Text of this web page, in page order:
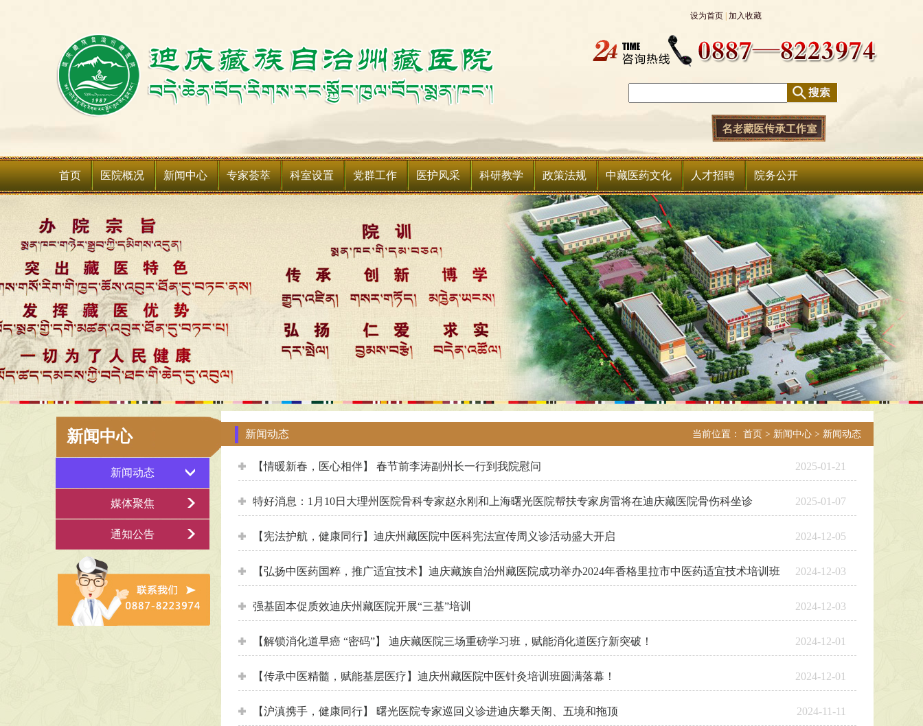
设为首页 加入收藏
首页 医院概况
领导班子
领导关怀
媒体关注
医院荣誉
新闻中心
通知公告
专家荟萃 科室设置 党群工作 医护风采 科研教学 政策法规 中藏医药文化 人才招聘 院务公开
新闻中心
新闻动态
媒体聚焦
通知公告
新闻动态 当前位置： 首页 > 新闻中心 > 新闻动态
【情暖新春，医心相伴】 春节前李涛副州长一行到我院慰问 2025-01-21
特好消息：1月10日大理州医院骨科专家赵永刚和上海曙光医院帮扶专家房雷将在迪庆藏医院骨伤科坐诊 2025-01-07
【宪法护航，健康同行】迪庆州藏医院中医科宪法宣传周义诊活动盛大开启 2024-12-05
【弘扬中医药国粹，推广适宜技术】迪庆藏族自治州藏医院成功举办2024年香格里拉市中医药适宜技术培训班 2024-12-03
强基固本促质效迪庆州藏医院开展“三基”培训 2024-12-03
【解锁消化道早癌 “密码”】 迪庆藏医院三场重磅学习班，赋能消化道医疗新突破！ 2024-12-01
【传承中医精髓，赋能基层医疗】迪庆州藏医院中医针灸培训班圆满落幕！ 2024-12-01
【沪滇携手，健康同行】 曙光医院专家巡回义诊进迪庆攀天阁、五境和拖顶 2024-11-11